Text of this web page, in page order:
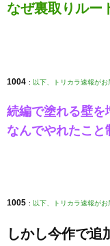
なぜ裏取りルー
1004 : 以下、トリカラ速報が
続編で塗れる壁
なんでやれたこと
1005 : 以下、トリカラ速報がお
しかし今作で追